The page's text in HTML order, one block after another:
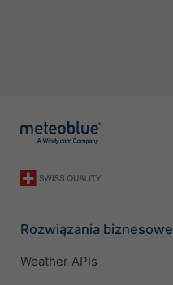
Rozwiązania biznesowe
Weather APIs